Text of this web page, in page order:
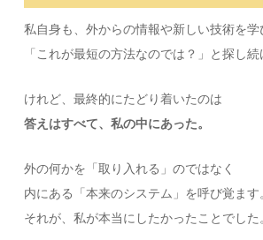
私自身も、外からの情報や新しい技術を学
「これが最短の方法なのでは？」と探し続
けれど、最終的にたどり着いたのは
答えはすべて、私の中にあった。
外の何かを「取り入れる」のではなく
内にある「本来のシステム」を呼び覚ます
それが、私が本当にしたかったことでした